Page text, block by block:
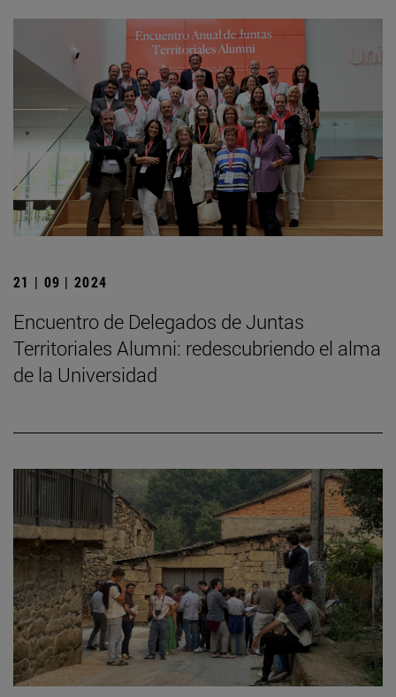
21 | 09 | 2024
Encuentro de Delegados de Juntas
Territoriales Alumni: redescubriendo el alma
de la Universidad